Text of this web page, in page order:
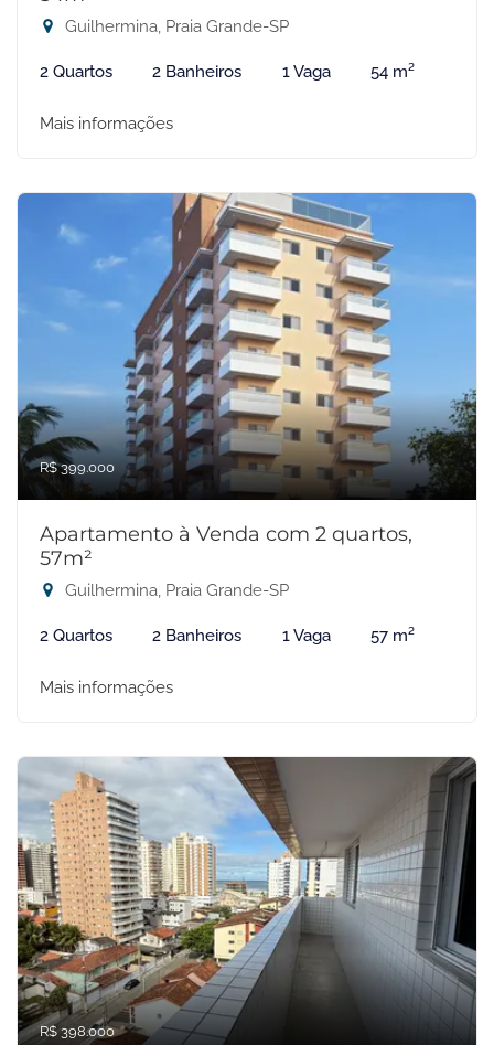
Guilhermina, Praia Grande-SP
2 Quartos 2 Banheiros 1 Vaga 54 m²
Mais informações
R$ 399.000
Apartamento à Venda com 2 quartos,
57m²
Guilhermina, Praia Grande-SP
2 Quartos 2 Banheiros 1 Vaga 57 m²
Mais informações
R$ 398.000